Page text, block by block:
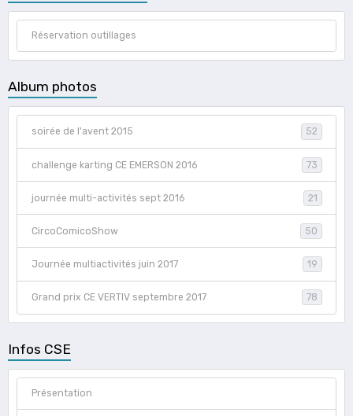
Réservation outillages
Album photos
soirée de l'avent 2015 52
challenge karting CE EMERSON 2016 73
journée multi-activités sept 2016 21
CircoComicoShow 50
Journée multiactivités juin 2017 19
Grand prix CE VERTIV septembre 2017 78
Infos CSE
Présentation